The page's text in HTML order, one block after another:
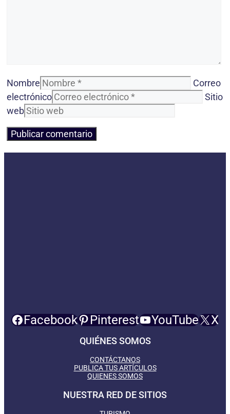
Nombre
Correo
electrónico
Sitio
web
Facebook Pinterest YouTube X
QUIÉNES SOMOS
CONTÁCTANOS
PUBLICA TUS ARTÍCULOS
QUIENES SOMOS
NUESTRA RED DE SITIOS